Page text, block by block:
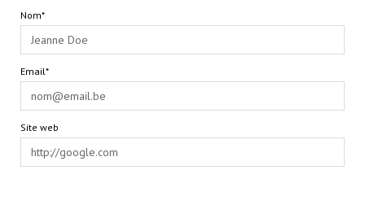
Nom*
Email*
Site web